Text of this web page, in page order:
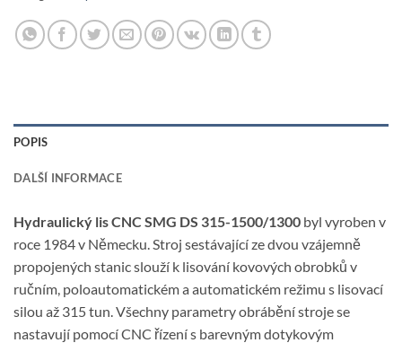
POPIS
DALŠÍ INFORMACE
Hydraulický lis CNC SMG DS 315-1500/1300 byl vyroben v
roce 1984 v Německu. Stroj sestávající ze dvou vzájemně
propojených stanic slouží k lisování kovových obrobků v
ručním, poloautomatickém a automatickém režimu s lisovací
silou až 315 tun. Všechny parametry obrábění stroje se
nastavují pomocí CNC řízení s barevným dotykovým